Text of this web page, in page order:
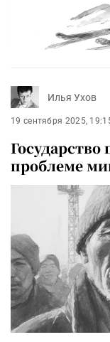
Илья Ухов
19 сентября 2025,
проблеме